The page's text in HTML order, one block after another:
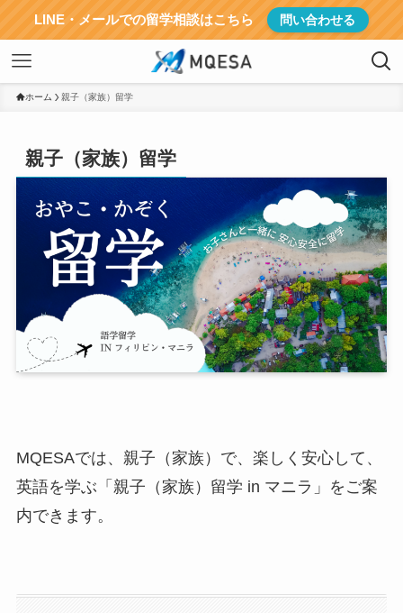
LINE・メールでの留学相談はこちら 問い合わせる
ホーム 親子（家族）留学
親子（家族）留学
MQESAでは、親子（家族）で、楽しく安心して、
英語を学ぶ「親子（家族）留学 in マニラ」をご案
内できます。